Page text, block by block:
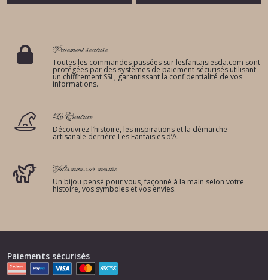
Paiement sécurisé
Toutes les commandes passées sur lesfantaisiesda.com sont
protégées par des systèmes de paiement sécurisés utilisant
un chiffrement SSL, garantissant la confidentialité de vos
informations.
La Créatrice
Découvrez l’histoire, les inspirations et la démarche
artisanale derrière Les Fantaisies d’A.
Talisman sur mesure
Un bijou pensé pour vous, façonné à la main selon votre
histoire, vos symboles et vos envies.
Paiements sécurisés